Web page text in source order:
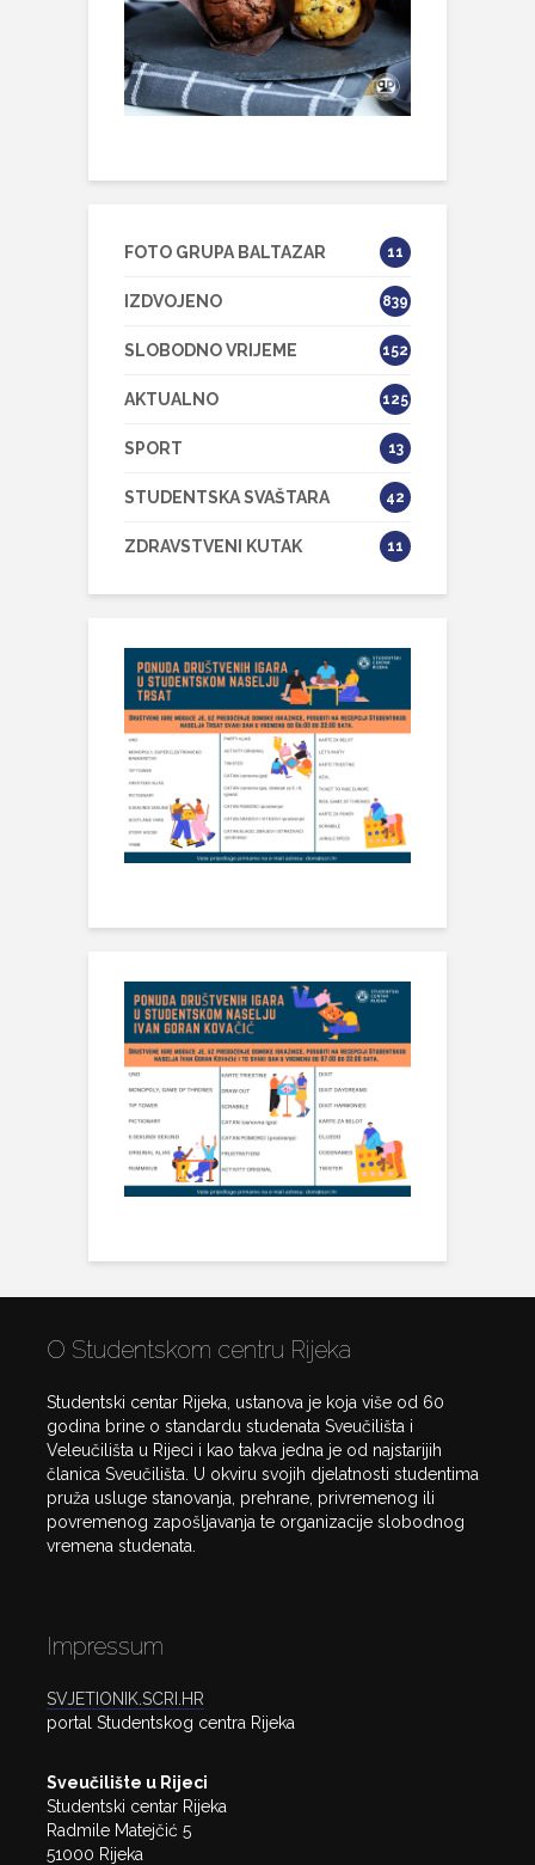
FOTO GRUPA BALTAZAR 11
IZDVOJENO 839
SLOBODNO VRIJEME 152
AKTUALNO 125
SPORT 13
STUDENTSKA SVAŠTARA 42
ZDRAVSTVENI KUTAK 11
O Studentskom centru Rijeka
Studentski centar Rijeka, ustanova je koja više od 60
godina brine o standardu studenata Sveučilišta i
Veleučilišta u Rijeci i kao takva jedna je od najstarijih
članica Sveučilišta. U okviru svojih djelatnosti studentima
pruža usluge stanovanja, prehrane, privremenog ili
povremenog zapošljavanja te organizacije slobodnog
vremena studenata.
Impressum
SVJETIONIK.SCRI.HR
portal Studentskog centra Rijeka
Sveučilište u Rijeci
Studentski centar Rijeka
Radmile Matejčić 5
51000 Rijeka